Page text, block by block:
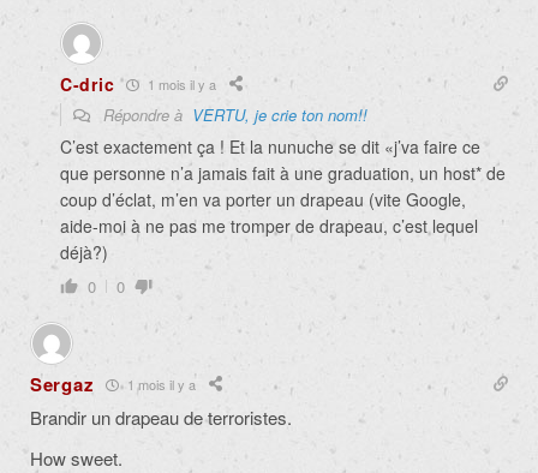
C-dric 1 mois il y a
Répondre à VERTU, je crie ton nom!!
C’est exactement ça ! Et la nunuche se dit «j’va faire ce
que personne n’a jamais fait à une graduation, un host* de
coup d’éclat, m’en va porter un drapeau (vite Google,
aide-moi à ne pas me tromper de drapeau, c’est lequel
déjà?)
0 0
Sergaz 1 mois il y a
Brandir un drapeau de terroristes.
How sweet.